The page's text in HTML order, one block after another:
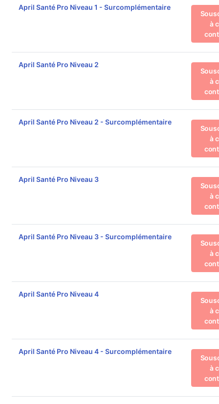
April Santé Pro Niveau 1 - Surcomplémentaire
à
April Santé Pro Niveau 2
à
April Santé Pro Niveau 2 - Surcomplémentaire
à
April Santé Pro Niveau 3
à
April Santé Pro Niveau 3 - Surcomplémentaire
à
April Santé Pro Niveau 4
à
April Santé Pro Niveau 4 - Surcomplémentaire
à